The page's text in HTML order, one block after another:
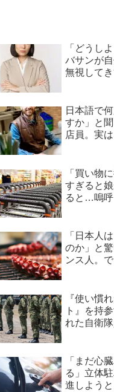
「どうし
バサンが
無視して
日本語で
すか」と
店員。実
「買い物
すぎると
ると…嗚呼
「日本人
のか」と
ンス人。
『使い慣
ト』を持
れた自衛
「まだ心
る」立体
進しよう